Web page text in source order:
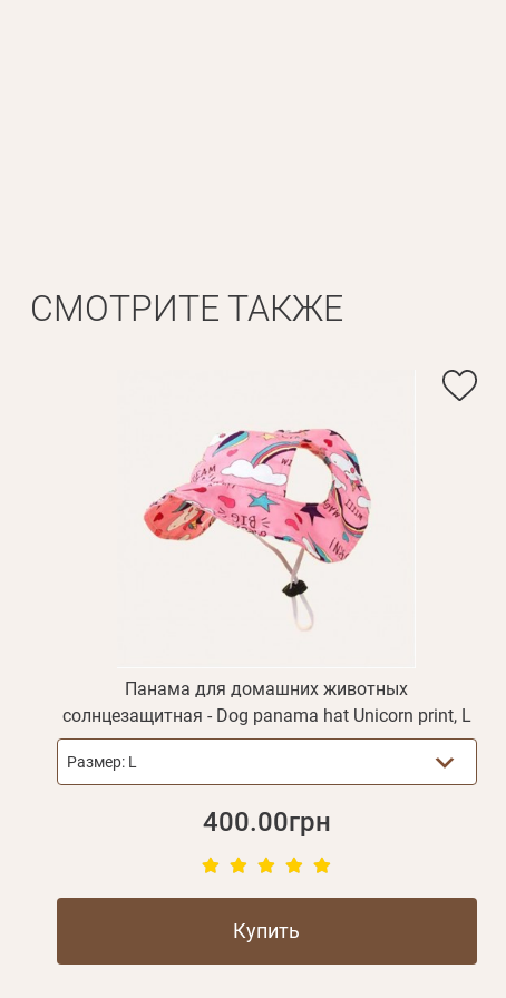
СМОТРИТЕ ТАКЖЕ
Панама для домашних животных
солнцезащитная - Dog panama hat Unicorn print, L
Размер: L
400.00грн
Купить